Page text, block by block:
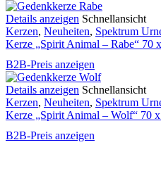
Details anzeigen Schnellansicht
Kerzen, Neuheiten, Spektrum
Kerze „Spirit Animal – Rabe“ 70
B2B-Preis anzeigen
Details anzeigen Schnellansicht
Kerzen, Neuheiten, Spektrum
Kerze „Spirit Animal – Wolf“ 70
B2B-Preis anzeigen